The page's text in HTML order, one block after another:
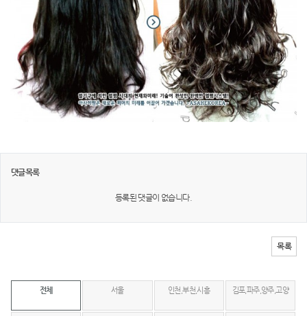
댓글목록
등록된 댓글이 없습니다.
목록
전체 서울 인천,부천,시흥 김포,파주,양주,고양